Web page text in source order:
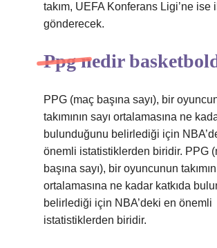
takım, UEFA Konferans Ligi’ne ise
gönderecek.
Ppg nedir
PPG (maç başına sayı), bir
takımının sayı ortalamasına ne
bulunduğunu belirlediği için
önemli istatistiklerden biridir. PPG
başına sayı), bir oyuncunun
ortalamasına ne kadar katkıda
belirlediği için NBA’deki en önemli
istatistiklerden biridir.